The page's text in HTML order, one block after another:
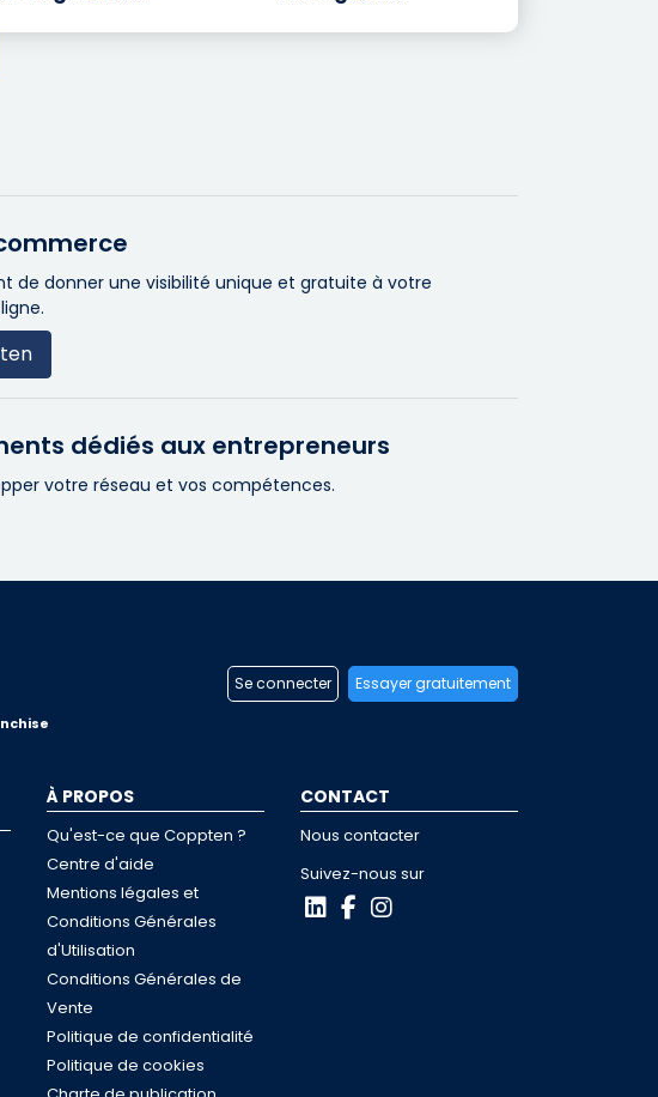
de donner une visibilité unique et gratuite à votre
ten
dédiés aux entrepreneurs
votre réseau et vos compétences.
Se connecter Essayer gratuitement
À PROPOS
Qu'est-ce que Coppten ?
Centre d'aide
Mentions légales et
Conditions Générales
d'Utilisation
Conditions Générales de
Vente
Politique de confidentialité
Politique de cookies
CONTACT
Nous contacter
Suivez-nous sur